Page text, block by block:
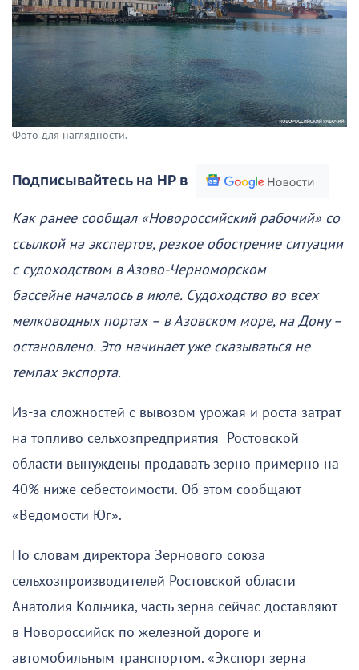
Фото для наглядности.
Подписывайтесь на НР в
Как ранее сообщал «Новороссийский рабочий» со
ссылкой на экспертов, резкое обострение ситуации
с судоходством в Азово-Черноморском
бассейне началось в июле. Судоходство во всех
мелководных портах – в Азовском море, на Дону –
остановлено. Это начинает уже сказываться не
темпах экспорта.
Из-за сложностей с вывозом урожая и роста затрат
на топливо сельхозпредприятия Ростовской
области вынуждены продавать зерно примерно на
40% ниже себестоимости. Об этом сообщают
«Ведомости Юг».
По словам директора Зернового союза
сельхозпроизводителей Ростовской области
Анатолия Кольчика, часть зерна сейчас доставляют
в Новороссийск по железной дороге и
автомобильным транспортом. «Экспорт зерна